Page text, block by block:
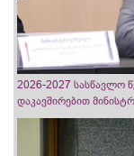
2026-2027 სასწავლო
დაკავშირებით